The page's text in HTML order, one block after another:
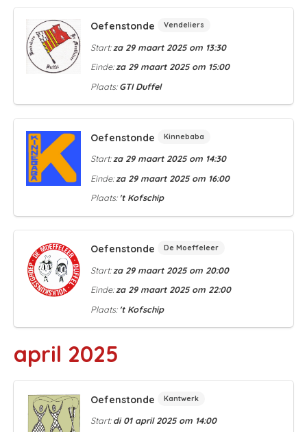
Oefenstonde Vendeliers
Start:za 29 maart 2025 om 13:30
Einde:za 29 maart 2025 om 15:00
Plaats:GTI Duffel
Oefenstonde Kinnebaba
Start:za 29 maart 2025 om 14:30
Einde:za 29 maart 2025 om 16:00
Plaats:'t Kofschip
Oefenstonde De Moeffeleer
Start:za 29 maart 2025 om 20:00
Einde:za 29 maart 2025 om 22:00
Plaats:'t Kofschip
april 2025
Oefenstonde Kantwerk
Start:di 01 april 2025 om 14:00